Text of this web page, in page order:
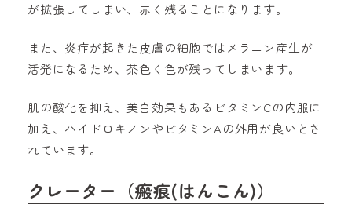
が拡張してしまい、赤く残ることになります。
また、炎症が起きた皮膚の細胞ではメラニン産生が
活発になるため、茶色く色が残ってしまいます。
肌の酸化を抑え、美白効果もあるビタミンCの内服に
加え、ハイドロキノンやビタミンAの外用が良いとさ
れています。
クレーター（瘢痕(はんこん)）